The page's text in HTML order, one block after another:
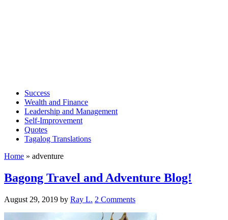
Success
Wealth and Finance
Leadership and Management
Self-Improvement
Quotes
Tagalog Translations
Home » adventure
Bagong Travel and Adventure Blog!
August 29, 2019 by Ray L. 2 Comments